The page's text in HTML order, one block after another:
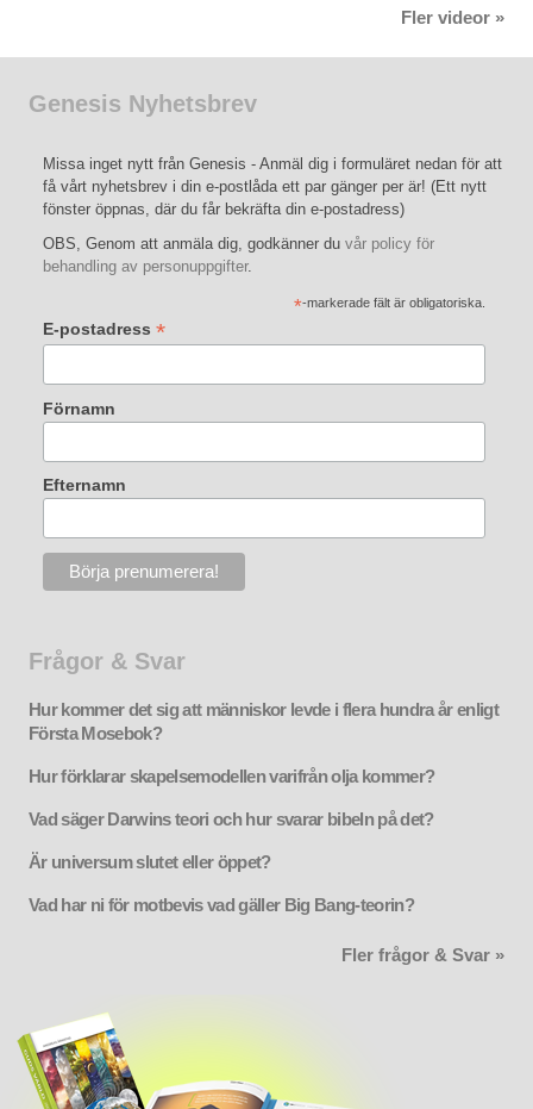
Fler videor »
Genesis Nyhetsbrev
Missa inget nytt från Genesis - Anmäl dig i formuläret nedan för att
få vårt nyhetsbrev i din e-postlåda ett par gänger per är! (Ett nytt
fönster öppnas, där du får bekräfta din e-postadress)
OBS, Genom att anmäla dig, godkänner du vår policy för
behandling av personuppgifter.
*-markerade fält är obligatoriska.
E-postadress *
Förnamn
Efternamn
Frågor & Svar
Hur kommer det sig att människor levde i flera hundra år enligt
Första Mosebok?
Hur förklarar skapelsemodellen varifrån olja kommer?
Vad säger Darwins teori och hur svarar bibeln på det?
Är universum slutet eller öppet?
Vad har ni för motbevis vad gäller Big Bang-teorin?
Fler frågor & Svar »